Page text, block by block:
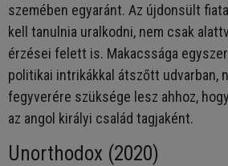
szemében egyaránt. Az újdonsült
kell tanulnia uralkodni, nem csak
érzései felett is. Makacssága
politikai intrikákkal átszőtt udvarban,
fegyverére szüksége lesz ahhoz,
az angol királyi család tagjaként.
Unorthodox (2020)